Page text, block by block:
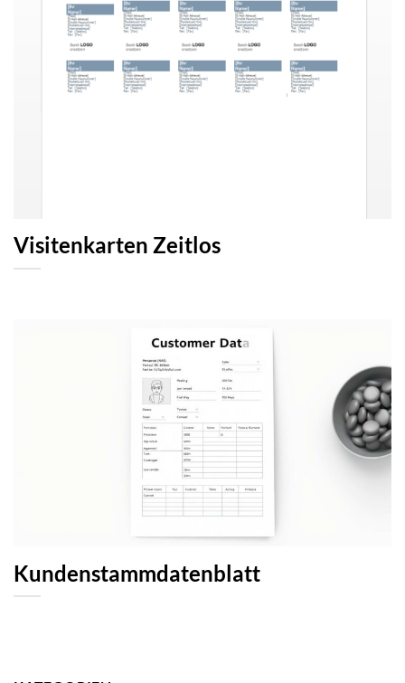
Visitenkarten Zeitlos
Kundenstammdatenblatt